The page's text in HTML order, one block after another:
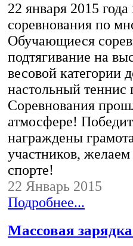
22 января 2015
соревнования по
Обучающиеся
подтягивание на
весовой категории
настольный
Соревнования
атмосфере!
награждены
участников,
спорте!
22 Январь 2015
Подробнее...
Массовая